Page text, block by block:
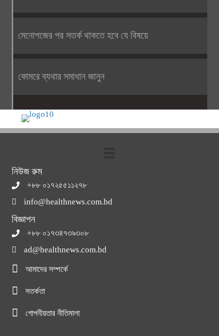
মেনোপজের পর সতর্ক থাকতে হবে যে বিষয়ে
কোমরে ব্যথার সমাধান জানুন
নিউজ রুম
+৮৮ ০১৭২৫৫১১২৭৮
info@healthnews.com.bd
বিজ্ঞাপন
+৮৮ ০১৭৩৪৭৩৯৩০৮
ad@healthnews.com.bd
আমাদের সম্পর্কে
সতর্কতা
গোপনীয়তার নীতিমালা